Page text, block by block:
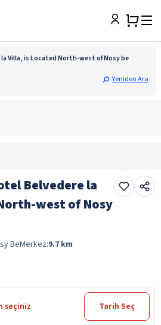
Villa, is Located North-west of Nosy be
Yeniden Ara
Belvedere la
west of Nosy
BeMerkez:9.7 km
seçiniz Tarih Seç